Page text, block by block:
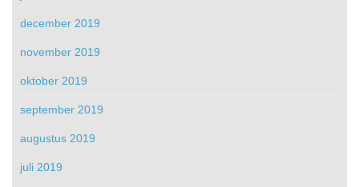
december 2019
november 2019
oktober 2019
september 2019
augustus 2019
juli 2019